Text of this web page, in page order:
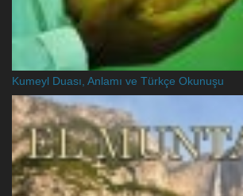
Kumeyl Duası, Anlamı ve Türkçe Okunuşu